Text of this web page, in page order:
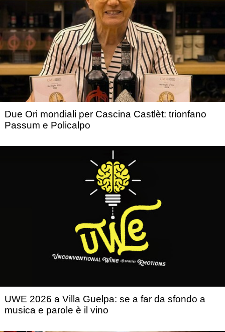
Due Ori mondiali per Cascina Castlèt: trionfano
Passum e Policalpo
UWE 2026 a Villa Guelpa: se a far da sfondo a
musica e parole è il vino